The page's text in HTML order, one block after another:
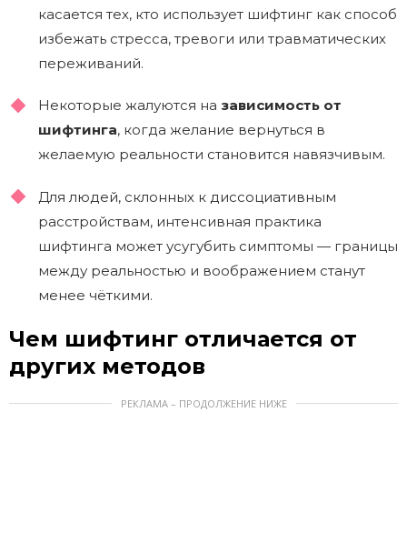
касается тех, кто использует шифтинг как способ
избежать стресса, тревоги или травматических
переживаний.
Некоторые жалуются на зависимость от
шифтинга, когда желание вернуться в
желаемую реальности становится навязчивым.
Для людей, склонных к диссоциативным
расстройствам, интенсивная практика
шифтинга может усугубить симптомы — границы
между реальностью и воображением станут
менее чёткими.
Чем шифтинг отличается от
других методов
РЕКЛАМА – ПРОДОЛЖЕНИЕ НИЖЕ